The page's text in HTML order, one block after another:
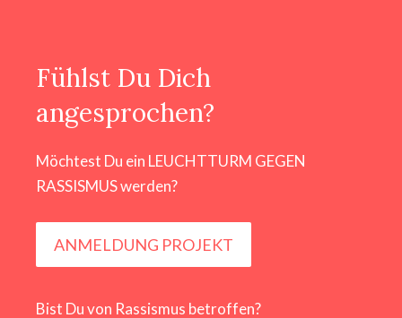
Fühlst Du Dich
angesprochen?
Möchtest Du ein LEUCHTTURM GEGEN
RASSISMUS werden?
ANMELDUNG PROJEKT
Bist Du von Rassismus betroffen?